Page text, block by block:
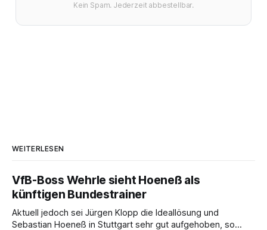
Kein Spam. Jederzeit abbestellbar.
WEITERLESEN
VfB-Boss Wehrle sieht Hoeneß als
künftigen Bundestrainer
Aktuell jedoch sei Jürgen Klopp die Ideallösung und
Sebastian Hoeneß in Stuttgart sehr gut aufgehoben, so